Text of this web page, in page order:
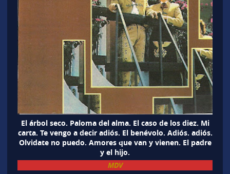
El árbol seco. Paloma del alma. El caso de los diez. Mi
carta. Te vengo a decir adiós. El benévolo. Adiós. adiós.
Olvidate no puedo. Amores que van y vienen. El padre
y el hijo.
MDV